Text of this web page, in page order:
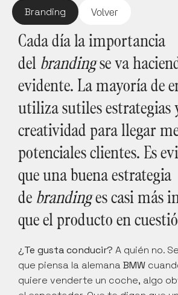
Branding Volver
Cada día la importancia
del branding se va
evidente. La mayoría de
utiliza sutiles estrategias
creatividad para llegar
potenciales clientes. Es
que una buena estrategia
de branding es casi más
que el producto en
¿Te gusta conducir? A quién no.
que piensa la alemana BMW
quiere venderte un coche, algo